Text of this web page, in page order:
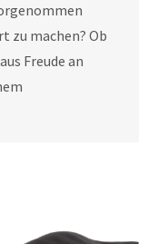
zu machen? Ob
Freude an